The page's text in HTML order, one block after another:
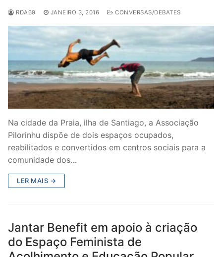
RDA69 JANEIRO 3, 2016 CONVERSAS/DEBATES
Na cidade da Praia, ilha de Santiago, a Associação
Pilorinhu dispõe de dois espaços ocupados,
reabilitados e convertidos em centros sociais para a
comunidade dos…
LER MAIS →
Jantar Benefit em apoio à criação
do Espaço Feminista de